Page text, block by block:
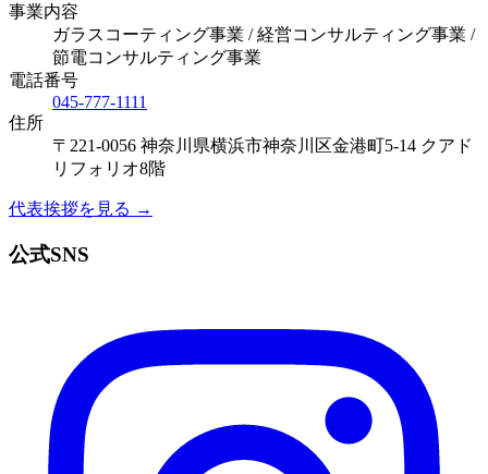
事業内容
ガラスコーティング事業 / 経営コンサルティング事業 /
節電コンサルティング事業
電話番号
045-777-1111
住所
〒221-0056 神奈川県横浜市神奈川区金港町5-14 クアド
リフォリオ8階
代表挨拶を見る →
公式SNS